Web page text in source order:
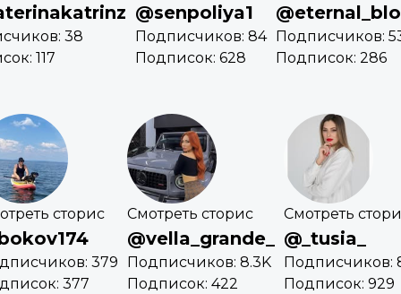
38
117
@senpoliya1
Подписчиков: 84
Подписок: 628
Подписчиков:
Подписок: 286
сторис
379
377
Смотреть сторис
@vella_grande_
Подписчиков: 8.3K
Подписок: 422
Смотреть
@_tusia_
Подписчиков:
Подписок: 929